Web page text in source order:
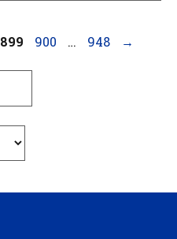
Page
899 Page
900 … Page
948
→